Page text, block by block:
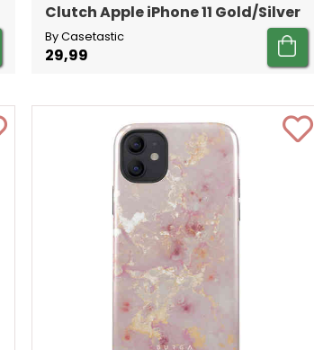
Clutch Apple iPhone 11 Gold/Silver
By Casetastic
29,99